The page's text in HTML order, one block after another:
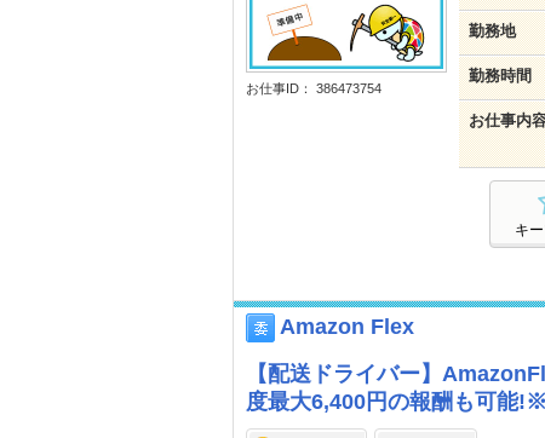
お仕事ID： 386473754
勤務地
勤務時間
お仕事内
キ
Amazon Flex
【配送ドライバー】
度最大6,400円の報酬も可能